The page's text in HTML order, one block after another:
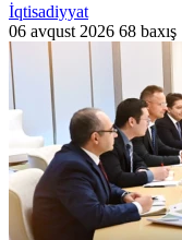
İqtisadiyyat
06 avqust 2026 68 baxış